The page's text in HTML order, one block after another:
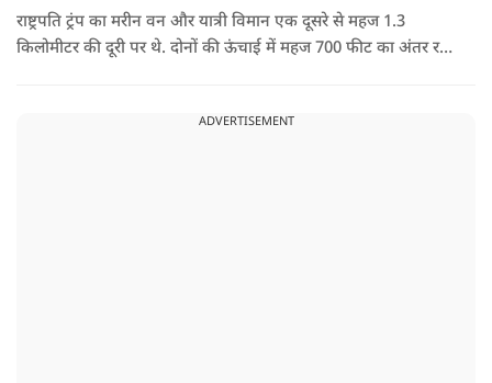
राष्ट्रपति ट्रंप का मरीन वन और यात्री विमान एक दूसरे से महज 1.3
किलोमीटर की दूरी पर थे. दोनों की ऊंचाई में महज 700 फीट का अंतर रह
ADVERTISEMENT